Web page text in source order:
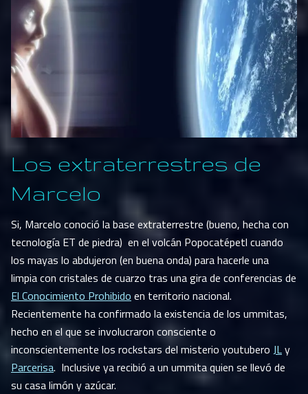
Los extraterrestres de
Marcelo
Si, Marcelo conoció la base extraterrestre (bueno, hecha con
tecnología ET de piedra) en el volcán Popocatépetl cuando
los mayas lo abdujeron (en buena onda) para hacerle una
limpia con cristales de cuarzo tras una gira de conferencias de
El Conocimiento Prohibido en territorio nacional.
Recientemente ha confirmado la existencia de los ummitas,
hecho en el que se involucraron consciente o
inconscientemente los rockstars del misterio youtubero JLy
Parcerisa. Inclusive ya recibió a un ummita quien se llevó de
su casa limón y azúcar.